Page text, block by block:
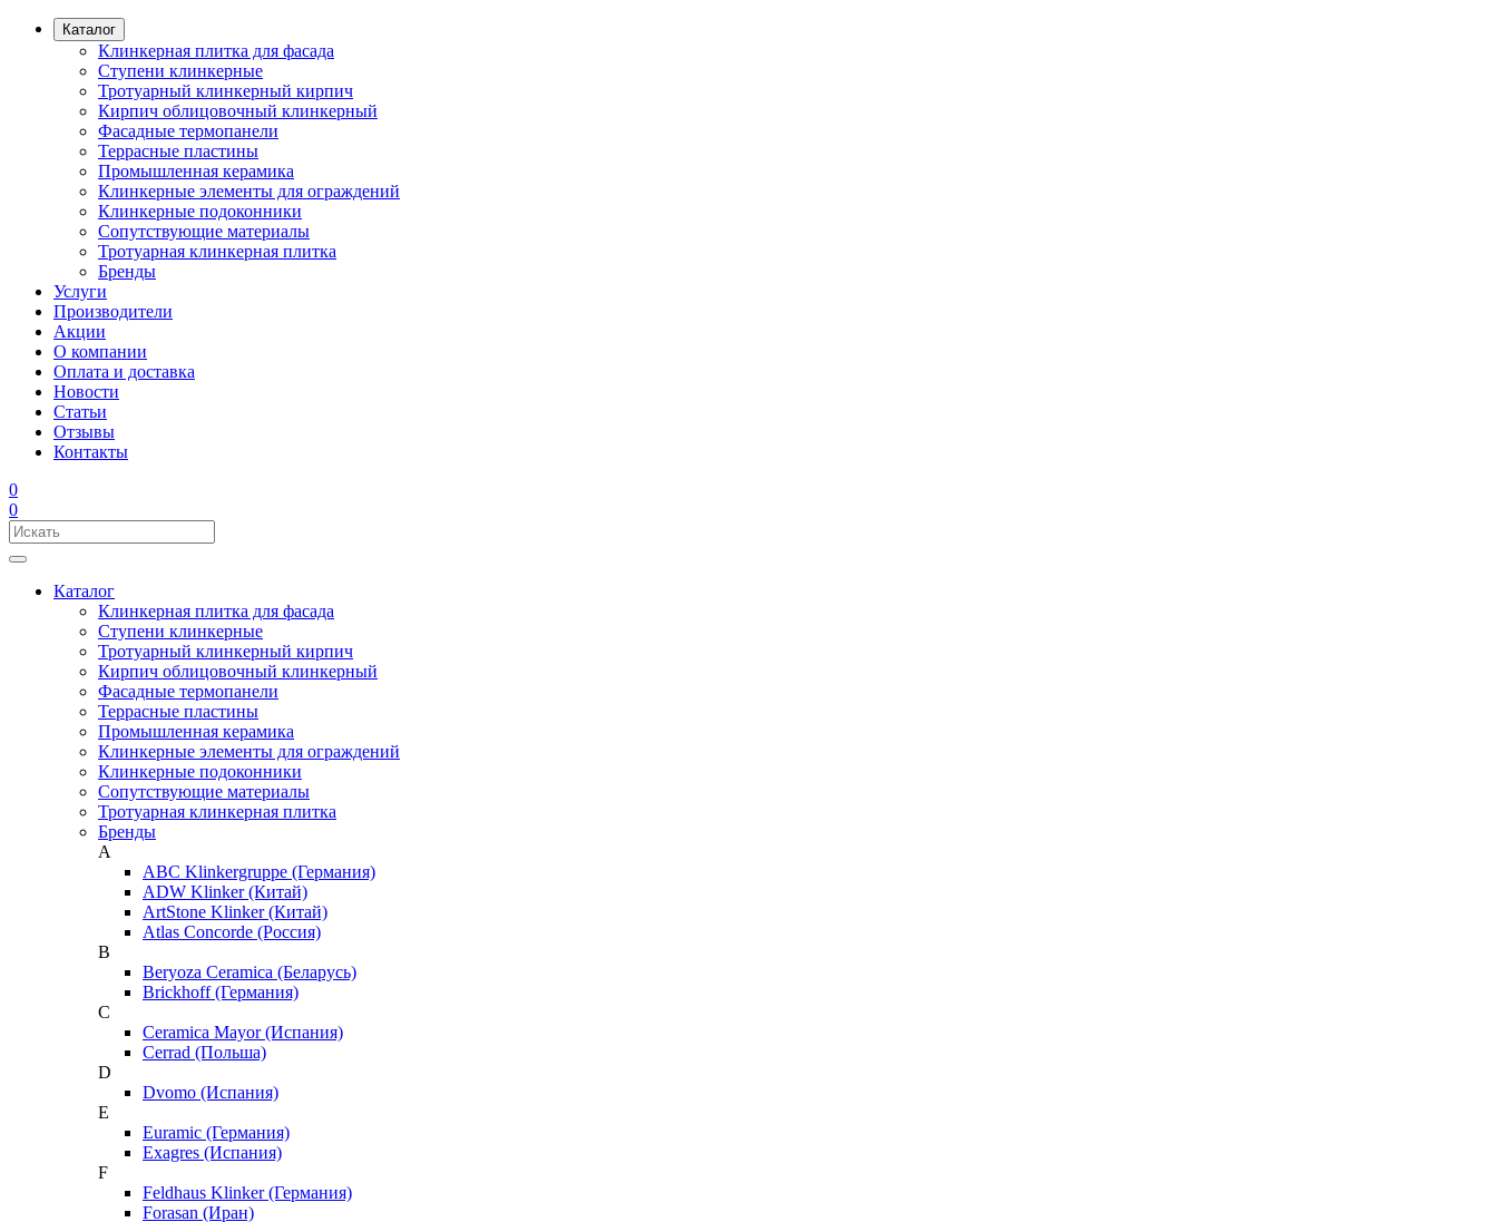
Каталог
Клинкерная плитка для фасада
Ступени клинкерные
Тротуарный клинкерный кирпич
Кирпич облицовочный клинкерный
Фасадные термопанели
Террасные пластины
Промышленная керамика
Клинкерные элементы для ограждений
Клинкерные подоконники
Сопутствующие материалы
Тротуарная клинкерная плитка
Бренды
Услуги
Производители
Акции
О компании
Оплата и доставка
Новости
Статьи
Отзывы
Контакты
0
0
Каталог
Клинкерная плитка для фасада
Ступени клинкерные
Тротуарный клинкерный кирпич
Кирпич облицовочный клинкерный
Фасадные термопанели
Террасные пластины
Промышленная керамика
Клинкерные элементы для ограждений
Клинкерные подоконники
Сопутствующие материалы
Тротуарная клинкерная плитка
Бренды
A
ABC Klinkergruppe (Германия)
ADW Klinker (Китай)
ArtStone Klinker (Китай)
Atlas Concorde (Россия)
B
Beryoza Ceramica (Беларусь)
Brickhoff (Германия)
C
Ceramica Mayor (Испания)
Cerrad (Польша)
D
Dvomo (Испания)
E
Euramic (Германия)
Exagres (Испания)
F
Feldhaus Klinker (Германия)
Forasan (Иран)